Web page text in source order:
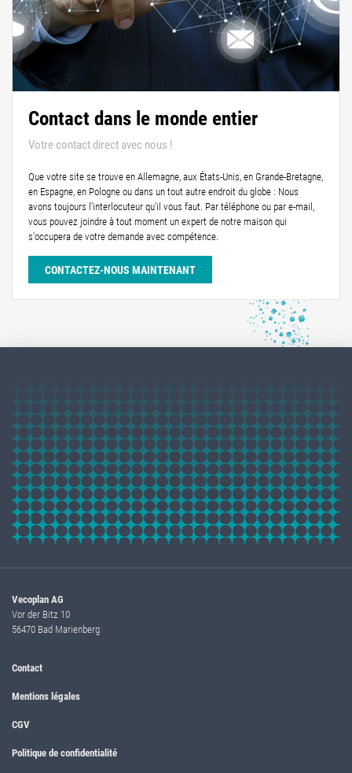
Contact dans le monde entier
Votre contact direct avec nous !
Que votre site se trouve en Allemagne, aux États-Unis, en Grande-Bretagne,
en Espagne, en Pologne ou dans un tout autre endroit du globe : Nous
avons toujours l'interlocuteur qu'il vous faut. Par téléphone ou par e-mail,
vous pouvez joindre à tout moment un expert de notre maison qui
s'occupera de votre demande avec compétence.
CONTACTEZ-NOUS MAINTENANT
Vecoplan AG
Vor der Bitz 10
56470 Bad Marienberg
Contact
Mentions légales
CGV
Politique de confidentialité